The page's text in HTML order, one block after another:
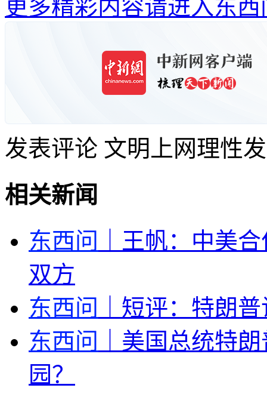
更多精彩内容请进入东西
发表评论 文明上网理性
相关新闻
东西问
｜王帆：中美
双方
东西问
｜短评：特朗
东西问
｜美国总统特
园？